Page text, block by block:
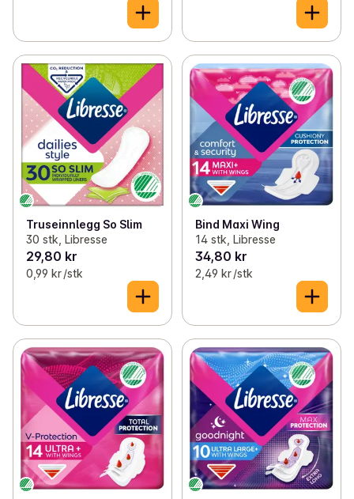
Truseinnlegg So Slim
30 stk, Libresse
29,80 kr
0,99 kr /stk
Bind Maxi Wing
14 stk, Libresse
34,80 kr
2,49 kr /stk